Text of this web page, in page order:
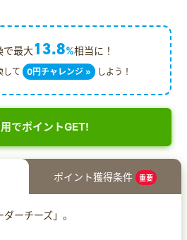
で最大13.8%相当に！
して 0円チャレンジ » しよう！
でポイントGET!
ポイント獲得条件 重要
ーチーズ」。